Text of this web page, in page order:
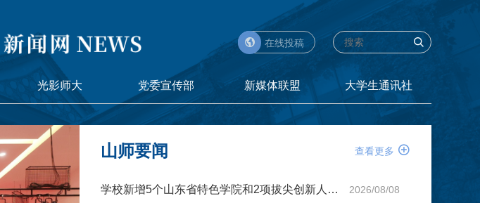

 在线投稿
光影师大 党委宣传部 新媒体联盟 大学生通讯社
山师要闻 查看更多 
学校新增5个山东省特色学院和2项拔尖创新人才培养项目 2026/08/08